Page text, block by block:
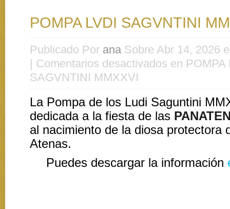
POMPA LVDI SAGVNTINI
Publicado Por ana Sobre Abr 14, 2026
| Comentarios desactivados en POMPA
SAGVNTINI MMXXVI
La Pompa de los Ludi Saguntini
dedicada a la fiesta de las
al nacimiento de la diosa protectora
Atenas.
Puedes descargar la información